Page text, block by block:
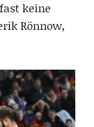
keine
Rönnow,